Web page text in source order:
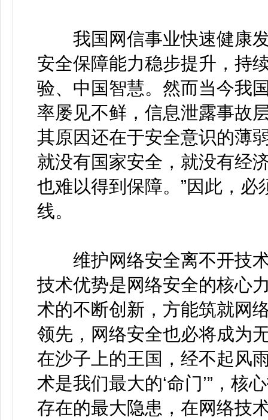
我国网信事业快速健康发
安全保障能力稳步提升，持
验、中国智慧。然而当今我
率屡见不鲜，信息泄露事故
其原因还在于安全意识的薄
就没有国家安全，就没有经
也难以得到保障。”因此，
线。
维护网络安全离不开技术
技术优势是网络安全的核心
术的不断创新，方能筑就网
领先，网络安全也必将成为
在沙子上的王国，经不起风
术是我们最大的‘命门’”，核
存在的最大隐患，在网络技